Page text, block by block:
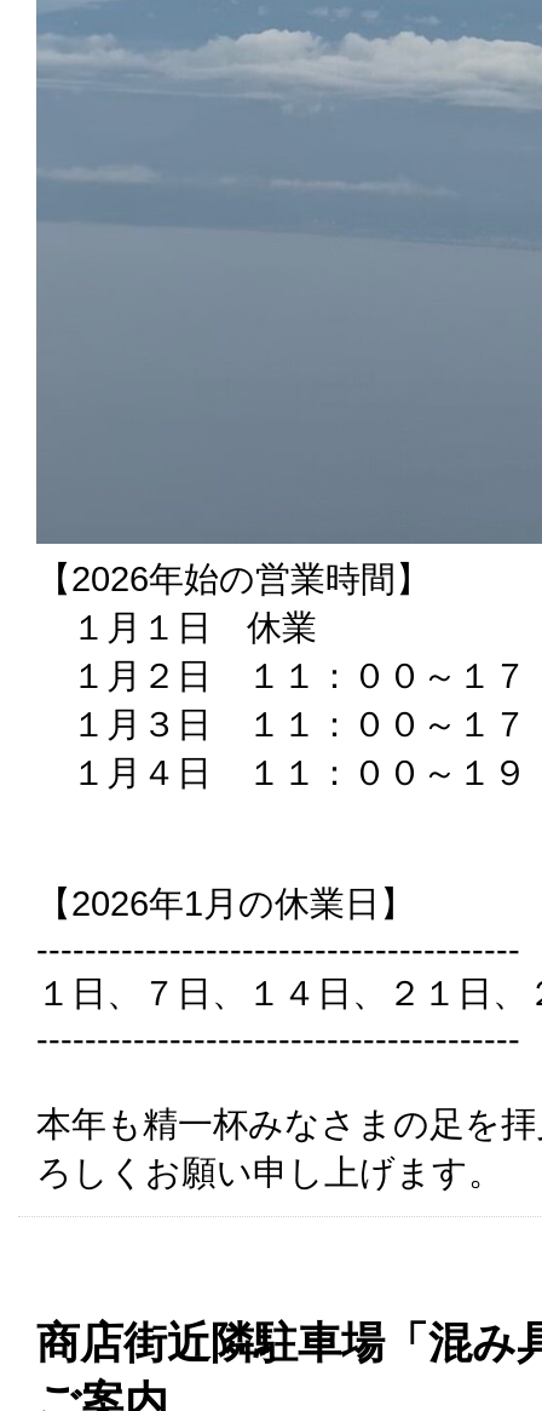
【2026年始の営業時間】
１月１日 休業
１月２日 １１：００～１７
１月３日 １１：００～１７
１月４日 １１：００～１９
【2026年1月の休業日】
----------------------------------------
１日、７日、１４日、２１日、
----------------------------------------
本年も精一杯みなさまの足を
ろしくお願い申し上げます。
商店街近隣駐車場「混み